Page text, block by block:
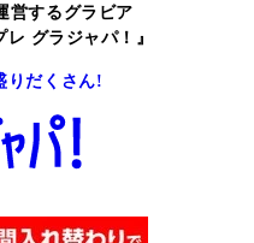
営するグラビア
グラジャパ！』
りだくさん!